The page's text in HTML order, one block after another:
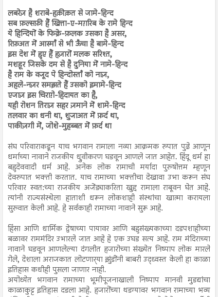
लबरेज़ है शराबे-हक़ीक़त से जामे-हिन्द
सब फ़ल्सफ़ी हैं खित्ता-ए-मग़रिब के रामे हिन्द
ये हिन्दियों के फिक्रे-फ़लक उसका है असर,
रिफ़अत में आस्माँ से भी ऊँचा है बामे-हिन्द
इस देश में हुए हैं हज़ारों मलक सरिश्त,
मशहूर जिसके दम से है दुनिया में नामे-हिन्द
है राम के वजूद पे हिन्दोस्ताँ को नाज़,
अहले-नज़र समझते हैं उसको इमामे-हिन्द
एजाज़ इस चिराग़े-हिदायत का है,
यही रोशन तिराज़ सहर ज़माने में शामे-हिन्द
तलवार का धनी था, शुजाअत में फ़र्द था,
पाकीज़गी में, जोशे-मुहब्बत में फ़र्द था
संघ परिवाराकडून याच भगवान रामाला नव्या आक्रमक रुपात पुढे आणून
धर्माच्या नावाने राजकीय ध्रुवीकरण घडवून आणले जात आहेत. हिंदू धर्म हा
बहुदेववादी धर्म आहे. अनेक लोक रामाची मर्यादा पुरुषोत्तम म्हणून
देवरुपात भक्ती करतात. याच रामाच्या भक्तीचा देखावा उभा करून संघ
परिवार स्वत:च्या राजकीय अजेंड्याकरिता खुद्द रामाला राबूवन घेत आहे.
त्यांनी राज्यसंस्थेला हाताशी धरून लोकशाही संस्थांचा खात्मा करायला
सुरुवात केली आहे. हे सर्वकाही रामाच्या नावाने सुरू आहे.
हिंसा आणि धार्मिक द्वेषाच्या पायावर आणि बहुसंख्यकाच्या दडपशाहीच्या
बळावर राममंदिर उभारले जात आहे हे एक उघड सत्य आहे. राम मंदिराच्या
नावाने घडवून आणलेल्या दंगलीत हजारोच्या संख्येत निष्पाप लोक मारले
गेले, देशाला अराजकात लोटणार्‍या झुंडींनी बाबरी उद्ध्वस्त केली हा काळा
इतिहास कधीही पुसला जाणार नाही.
अयोध्येत भगवान रामाच्या भूमीपूजनाखाली निष्पाप मानवी मुडद्यांचा
काळाकुट्ट इतिहास दडला आहे. हजारोंच्या थडग्यावर भगवान रामाच्या भव्य